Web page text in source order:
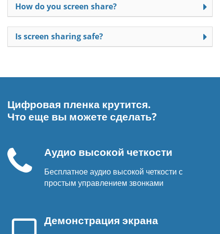
How do you screen share?
Is screen sharing safe?
Цифровая пленка крутится.
Что еще вы можете сделать?
Телефонная
Аудио высокой четкости
Бесплатное аудио высокой четкости с
простым управлением звонками
Демонстрация экрана